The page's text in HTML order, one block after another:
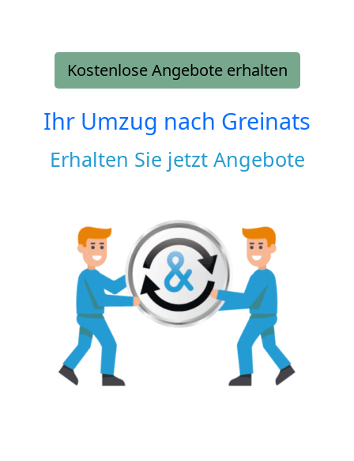
Kostenlose Angebote erhalten
Ihr Umzug nach Greinats
Erhalten Sie jetzt Angebote